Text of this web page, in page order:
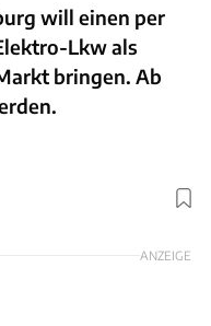
will einen per
Lkw als
bringen. Ab
Foto: obs
ANZEIGE